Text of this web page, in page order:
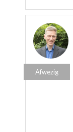
Afwezig